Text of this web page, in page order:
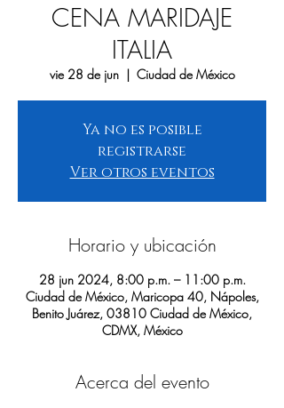
CENA MARIDAJE
ITALIA
vie 28 de jun
  |
Ciudad de México
Ya no es posible
registrarse
Ver otros eventos
Horario y ubicación
28 jun 2024, 8:00 p.m. – 11:00 p.m.
Ciudad de México, Maricopa 40, Nápoles,
Benito Juárez, 03810 Ciudad de México,
CDMX, México
Acerca del evento